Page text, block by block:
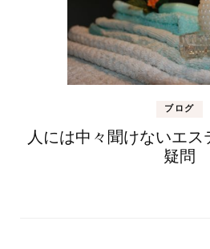
ブログ
人には中々聞けないエ
疑問